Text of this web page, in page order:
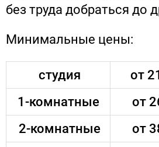
без труда добраться до
Минимальные цены:
студия от
1-комнатные
от
2-комнатные
от